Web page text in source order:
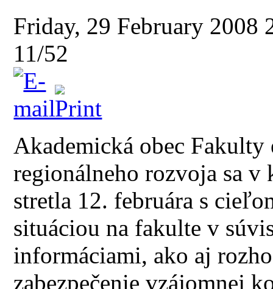
Friday, 29 February 2008
11/52
Akademická obec
regionálneho rozvoja sa
stretla 12. februára s
situáciou na fakulte v
informáciami, ako aj
zabezpečenie vzájomnej